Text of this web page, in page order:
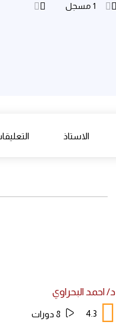
مسجل
الاستاذ
د/ احمد البحراوي
4.3